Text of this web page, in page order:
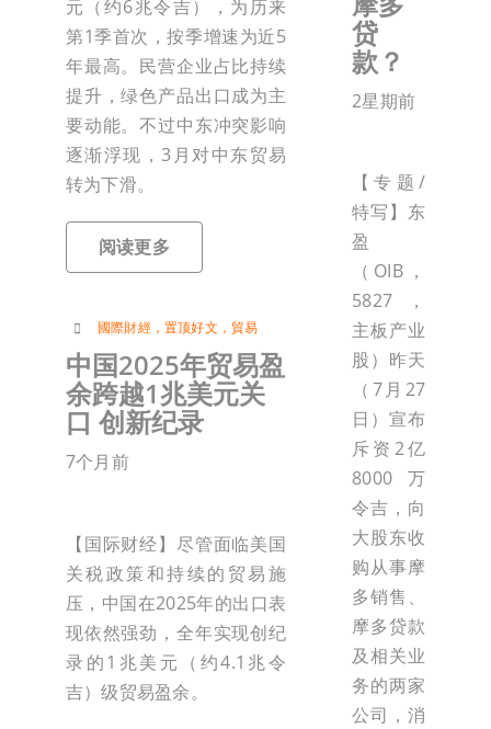
元（约6兆令吉），为历来
第1季首次，按季增速为近5
年最高。民营企业占比持续
提升，绿色产品出口成为主
要动能。不过中东冲突影响
逐渐浮现，3月对中东贸易
转为下滑。
阅读更多
國際財經， 置顶好文 ， 貿易
中国2025年贸易盈
余跨越1兆美元关
口 创新纪录
7个月前
【国际财经】尽管面临美国
关税政策和持续的贸易施
压，中国在2025年的出口表
现依然强劲，全年实现创纪
录的1兆美元（约4.1兆令
吉）级贸易盈余。
贷
款？
2星期前
【专题/
特写】东
盈
（OIB，
5827，
主板产业
股）昨天
（7月27
日）宣布
斥资2亿
8000万
令吉，向
大股东收
购从事摩
多销售、
摩多贷款
及相关业
务的两家
公司，消